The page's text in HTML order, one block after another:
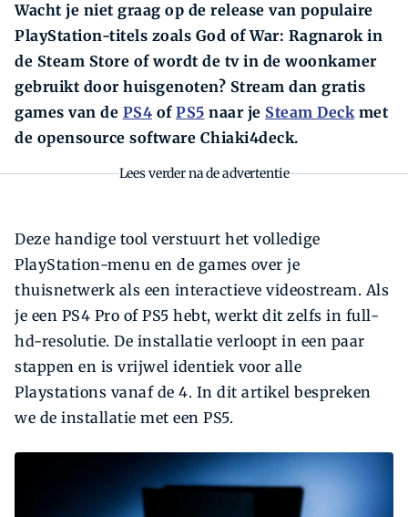
Wacht je niet graag op de release van populaire
PlayStation-titels zoals God of War: Ragnarok in
de Steam Store of wordt de tv in de woonkamer
gebruikt door huisgenoten? Stream dan gratis
games van de PS4 of PS5 naar je Steam Deckmet
de opensource software Chiaki4deck.
Lees verder na de advertentie
Deze handige tool verstuurt het volledige
PlayStation-menu en de games over je
thuisnetwerk als een interactieve videostream. Als
je een PS4 Pro of PS5 hebt, werkt dit zelfs in full-
hd-resolutie. De installatie verloopt in een paar
stappen en is vrijwel identiek voor alle
Playstations vanaf de 4. In dit artikel bespreken
we de installatie met een PS5.